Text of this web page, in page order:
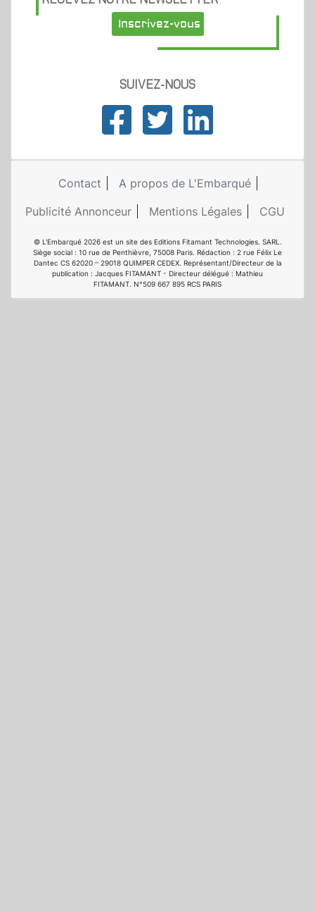
Inscrivez-vous
SUIVEZ-NOUS
Contact
A propos de L'Embarqué
Publicité Annonceur
Mentions Légales CGU
© L'Embarqué 2026 est un site des Editions Fitamant Technologies. SARL.
Siège social : 10 rue de Penthièvre, 75008 Paris. Rédaction : 2 rue Félix Le
Dantec CS 62020 – 29018 QUIMPER CEDEX. Représentant/Directeur de la
publication : Jacques FITAMANT - Directeur délégué : Mathieu
FITAMANT. N°509 667 895 RCS PARIS